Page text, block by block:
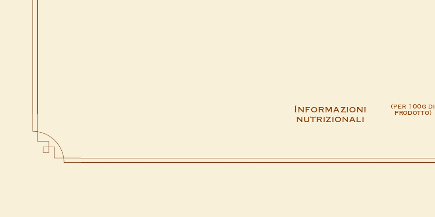
Informazioni
nutrizionali
(per 100g di
prodotto)